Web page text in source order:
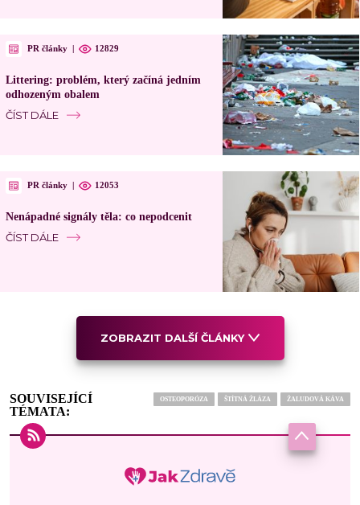
PR články | 12829
Littering: problém, který začíná jedním
odhozeným obalem
ČÍST DÁLE
PR články | 12053
Nenápadné signály těla: co nepodcenit
ČÍST DÁLE
ZOBRAZIT DALŠÍ ČLÁNKY
SOUVISEJÍCÍ
TÉMATA:
OSTEOPORÓZA ŠTÍTNÁ ŽLÁZA ŽALUDOVÁ KÁVA